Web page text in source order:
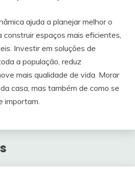
ajuda a planejar melhor o
espaços mais eficientes,
Investir em soluções de
a população, reduz
mais qualidade de vida. Morar
casa, mas também de como se
importam.